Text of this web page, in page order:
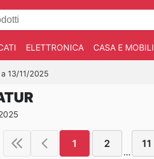
ELETTRONICA CASA E MOBILI
13/11/2025
1 2
...
11